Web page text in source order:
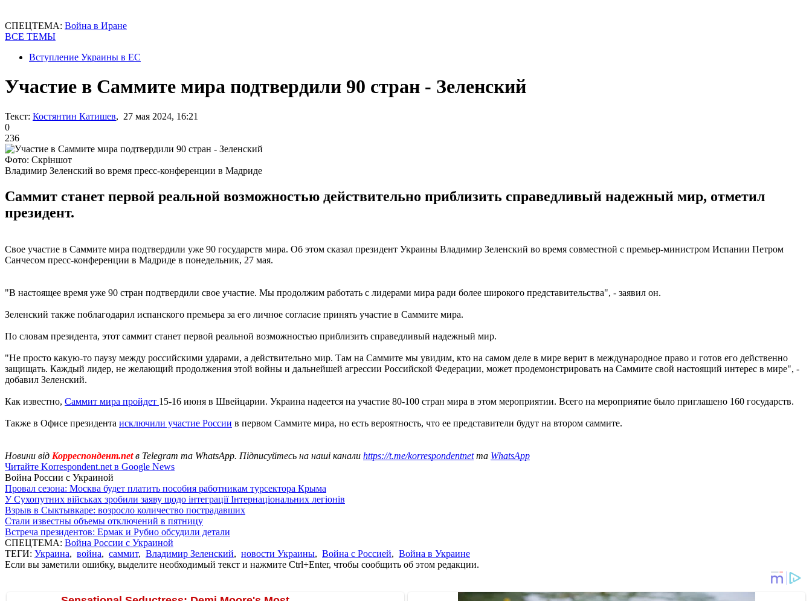
СПЕЦТЕМА: Война в Иране
ВСЕ ТЕМЫ
Вступление Украины в ЕС
Участие в Саммите мира подтвердили 90 стран - Зеленский
Текст: Костянтин Катишев, 27 мая 2024, 16:21
0
236
Фото: Скріншот
Владимир Зеленский во время пресс-конференции в Мадриде
Саммит станет первой реальной возможностью действительно приблизить справедливый надежный мир, отметил
президент.
Свое участие в Саммите мира подтвердили уже 90 государств мира. Об этом сказал президент Украины Владимир Зеленский во время совместной с премьер-министром Испании Петром
Санчесом пресс-конференции в Мадриде в понедельник, 27 мая.
"В настоящее время уже 90 стран подтвердили свое участие. Мы продолжим работать с лидерами мира ради более широкого представительства", - заявил он.
Зеленский также поблагодарил испанского премьера за его личное согласие принять участие в Саммите мира.
По словам президента, этот саммит станет первой реальной возможностью приблизить справедливый надежный мир.
"Не просто какую-то паузу между российскими ударами, а действительно мир. Там на Саммите мы увидим, кто на самом деле в мире верит в международное право и готов его действенно
защищать. Каждый лидер, не желающий продолжения этой войны и дальнейшей агрессии Российской Федерации, может продемонстрировать на Саммите свой настоящий интерес в мире", -
добавил Зеленский.
Как известно, Саммит мира пройдет 15-16 июня в Швейцарии. Украина надеется на участие 80-100 стран мира в этом мероприятии. Всего на мероприятие было приглашено 160 государств.
Также в Офисе президента исключили участие России в первом Саммите мира, но есть вероятность, что ее представители будут на втором саммите.
Новини від Корреспондент.netв Telegram та WhatsApp. Підписуйтесь на наші канали https://t.me/korrespondentnetта WhatsApp
Читайте Korrespondent.net в Google News
Война России с Украиной
Провал сезона: Москва будет платить пособия работникам турсектора Крыма
У Сухопутних військах зробили заяву щодо інтеграції Інтернаціональних легіонів
Взрыв в Сыктывкаре: возросло количество пострадавших
Стали известны объемы отключений в пятницу
Встреча президентов: Ермак и Рубио обсудили детали
СПЕЦТЕМА: Война России с Украиной
ТЕГИ: Украина, война, саммит, Владимир Зеленский, новости Украины, Война с Россией, Война в Украине
Если вы заметили ошибку, выделите необходимый текст и нажмите Ctrl+Enter, чтобы сообщить об этом редакции.